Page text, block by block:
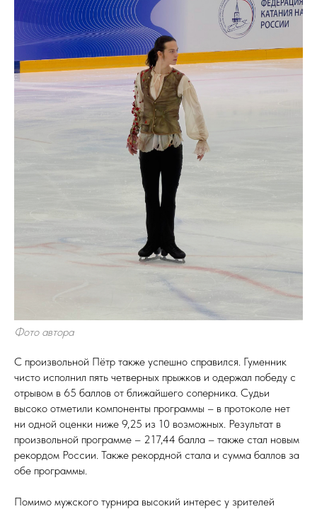
Фото автора
С произвольной Пётр также успешно справился. Гуменник
чисто исполнил пять четверных прыжков и одержал победу с
отрывом в 65 баллов от ближайшего соперника. Судьи
высоко отметили компоненты программы – в протоколе нет
ни одной оценки ниже 9,25 из 10 возможных. Результат в
произвольной программе – 217,44 балла – также стал новым
рекордом России. Также рекордной стала и сумма баллов за
обе программы.
Помимо мужского турнира высокий интерес у зрителей